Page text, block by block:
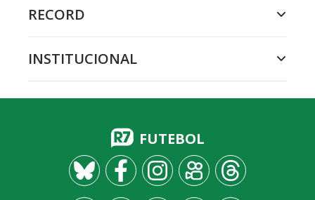
RECORD
INSTITUCIONAL
FUTEBOL